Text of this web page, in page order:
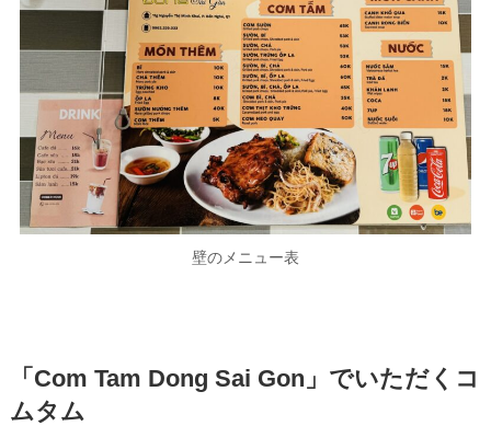
壁のメニュー表
「Com Tam Dong Sai Gon」でいただくコ
ムタム